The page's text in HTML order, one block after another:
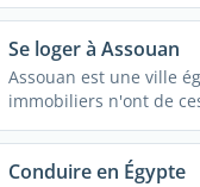
Se loger à Assouan
Assouan est une ville
immobiliers n'ont de
que ...
Conduire en Égypte